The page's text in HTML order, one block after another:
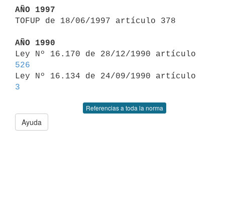
AÑO 1997
TOFUP de 18/06/1997 artículo 378
AÑO 1990
526
3
Referencias a toda la norma
Ayuda